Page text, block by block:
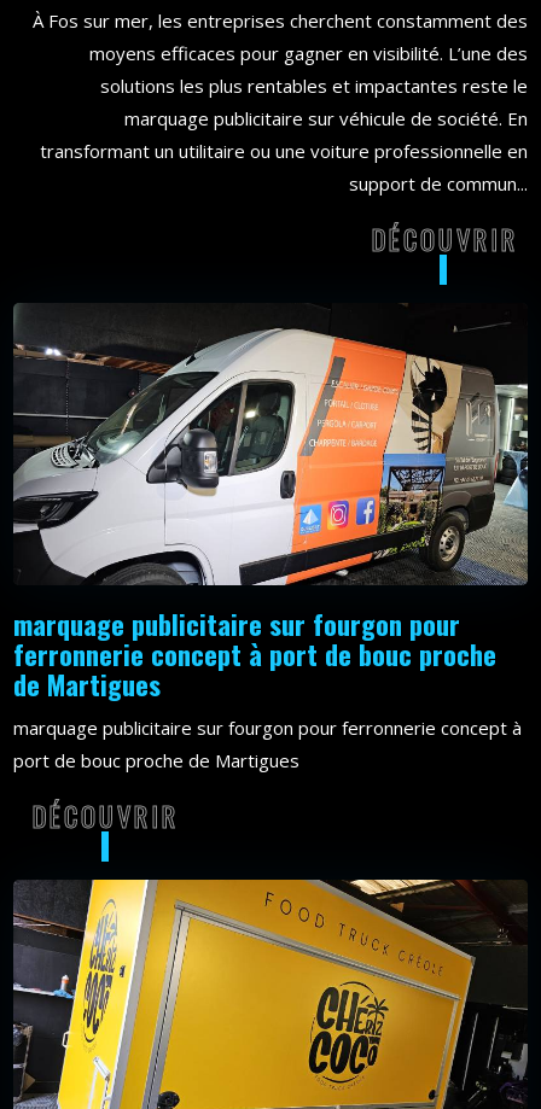
À Fos sur mer, les entreprises cherchent constamment des
moyens efficaces pour gagner en visibilité. L’une des
solutions les plus rentables et impactantes reste le
marquage publicitaire sur véhicule de société. En
transformant un utilitaire ou une voiture professionnelle en
support de commun...
DÉCOUVRIR
marquage publicitaire sur fourgon pour
ferronnerie concept à port de bouc proche
de Martigues
marquage publicitaire sur fourgon pour ferronnerie concept à
port de bouc proche de Martigues
DÉCOUVRIR